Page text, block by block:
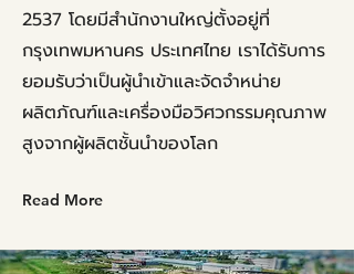
2537 โดยมีสำนักงานใหญ่ตั้งอยู่ที่
กรุงเทพมหานคร ประเทศไทย เราได้รับการ
ยอมรับว่าเป็นผู้นำเข้าและจัดจำหน่าย
ผลิตภัณฑ์และเครื่องมือวิศวกรรมคุณภาพ
สูงจากผู้ผลิตชั้นนำของโลก
Read More